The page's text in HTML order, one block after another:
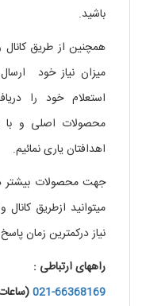
باشید.
همچنین از طریق
میزان نیاز خود
استعلام خود را
محصولات اصلی و با
اهدافتان یاری نمائیم.
جهت محصولات بیشتر
میتوانید ازطریق
نیاز درکمترین زمان
راههای ارتباطی :
021-66368169(ساعات